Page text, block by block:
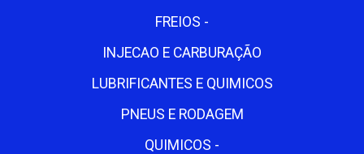
FREIOS -
INJECAO E CARBURAÇÃO
LUBRIFICANTES E QUIMICOS
PNEUS E RODAGEM
QUIMICOS -